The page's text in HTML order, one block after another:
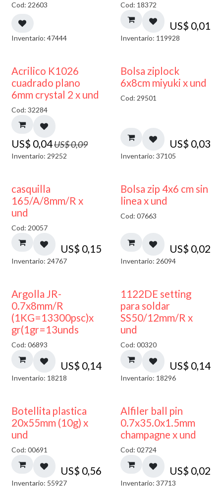
Cod: 22603
Inventario: 47444
Cod: 18372
US$ 0,01
Inventario: 119928
50% DESCUENTO
Acrilico K1026
cuadrado plano
6mm crystal 2 x und
Cod: 32284
US$ 0,04US$0,09
Inventario: 29252
¡NUEVO!
Bolsa ziplock
6x8cm miyuki x und
Cod: 29501
US$ 0,03
Inventario: 37105
casquilla
165/A/8mm/R x
und
Cod: 20057
US$ 0,15
Inventario: 24767
Bolsa zip 4x6 cm sin
linea x und
Cod: 07663
US$ 0,02
Inventario: 26094
Argolla JR-
0.7x8mm/R
(1KG=13300psc)x
gr(1gr=13unds
Cod: 06893
US$ 0,14
Inventario: 18218
1122DE setting
para soldar
SS50/12mm/R x
und
Cod: 00320
US$ 0,14
Inventario: 18296
Botellita plastica
20x55mm (10g) x
und
Cod: 00691
US$ 0,56
Inventario: 55927
Alfiler ball pin
0.7x35.0x1.5mm
champagne x und
Cod: 02724
US$ 0,02
Inventario: 37713